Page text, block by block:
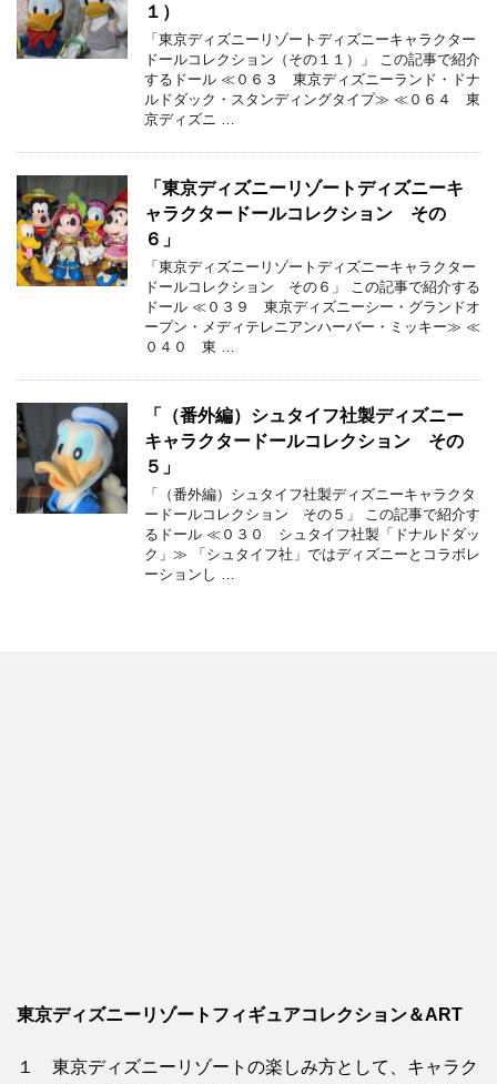
１）
「東京ディズニーリゾートディズニーキャラクター
ドールコレクション（その１１）」 この記事で紹介
するドール ≪０６３ 東京ディズニーランド・ドナ
ルドダック・スタンディングタイプ≫ ≪０６４ 東
京ディズニ …
「東京ディズニーリゾートディズニーキ
ャラクタードールコレクション その
６」
「東京ディズニーリゾートディズニーキャラクター
ドールコレクション その６」 この記事で紹介する
ドール ≪０３９ 東京ディズニーシー・グランドオ
ープン・メディテレニアンハーバー・ミッキー≫ ≪
０４０ 東 …
「（番外編）シュタイフ社製ディズニー
キャラクタードールコレクション その
５」
「（番外編）シュタイフ社製ディズニーキャラクタ
ードールコレクション その５」 この記事で紹介す
るドール ≪０３０ シュタイフ社製「ドナルドダッ
ク」≫ 「シュタイフ社」ではディズニーとコラボレ
ーションし …
東京ディズニーリゾートフィギュアコレクション＆ART
１ 東京ディズニーリゾートの楽しみ方として、キャラク